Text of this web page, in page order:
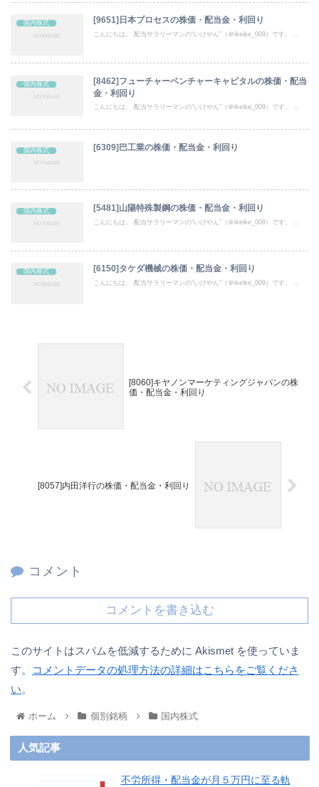
国内株式 [9651]日本プロセスの株価・配当金・利回り
こんにちは。 配当サラリーマンの“いけやん”（＠ikeike_009）です。 ...
国内株式
[8462]フューチャーベンチャーキャピタルの株価・配当
金・利回り
こんにちは。 配当サラリーマンの“いけやん”（＠ikeike_009）です。 ...
国内株式 [6309]巴工業の株価・配当金・利回り
国内株式 [5481]山陽特殊製鋼の株価・配当金・利回り
こんにちは。 配当サラリーマンの“いけやん”（＠ikeike_009）です。 ...
国内株式 [6150]タケダ機械の株価・配当金・利回り
こんにちは。 配当サラリーマンの“いけやん”（＠ikeike_009）です。 ...
[8060]キヤノンマーケティングジャパンの株
価・配当金・利回り
[8057]内田洋行の株価・配当金・利回り
コメント
コメントを書き込む
このサイトはスパムを低減するために Akismet を使っていま
す。
コメントデータの処理方法の詳細はこちらをご覧くださ
い。
ホーム 個別銘柄 国内株式
人気記事
不労所得・配当金が月５万円に至る軌